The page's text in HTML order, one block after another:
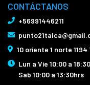
CONTÁCTANOS
+56991446211
10 oriente 1 norte 1194
Lun a Vie 10:00 a
Sab 10:00 a 13:30hrs